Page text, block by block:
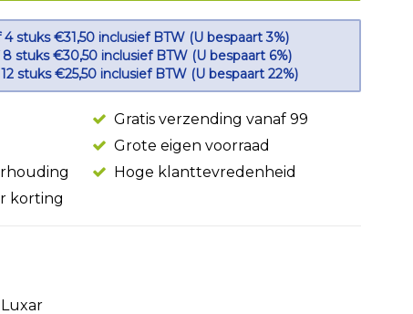
4 stuks €31,50 inclusief BTW (U bespaart 3%)
stuks €30,50 inclusief BTW (U bespaart 6%)
stuks €25,50 inclusief BTW (U bespaart 22%)
Gratis verzending vanaf 99
Grote eigen voorraad
Hoge klanttevredenheid
korting
Luxar